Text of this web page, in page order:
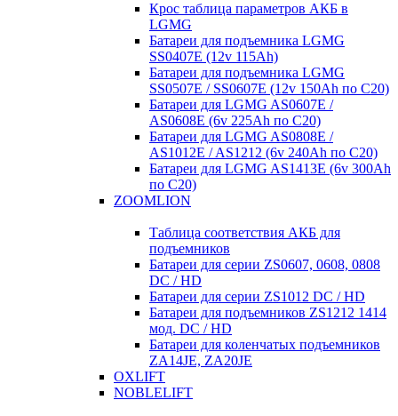
Крос таблица параметров АКБ в
LGMG
Батареи для подъемника LGMG
SS0407E (12v 115Ah)
Батареи для подъемника LGMG
SS0507E / SS0607E (12v 150Ah по С20)
Батареи для LGMG AS0607E /
AS0608E (6v 225Ah по С20)
Батареи для LGMG AS0808E /
AS1012E / AS1212 (6v 240Ah по С20)
Батареи для LGMG AS1413E (6v 300Ah
по С20)
ZOOMLION
Таблица соответствия АКБ для
подъемников
Батареи для серии ZS0607, 0608, 0808
DC / HD
Батареи для серии ZS1012 DC / HD
Батареи для подъемников ZS1212 1414
мод. DC / HD
Батареи для коленчатых подъемников
ZA14JE, ZA20JE
OXLIFT
NOBLELIFT